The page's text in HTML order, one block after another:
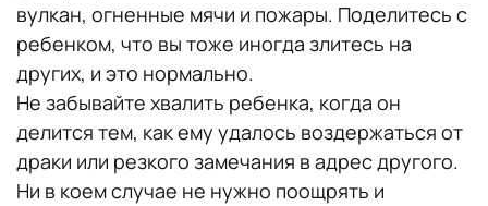
вулкан, огненные мячи и пожары. Поделитесь с
ребенком, что вы тоже иногда злитесь на
других, и это нормально.
Не забывайте хвалить ребенка, когда он
делится тем, как ему удалось воздержаться от
драки или резкого замечания в адрес другого.
Ни в коем случае не нужно поощрять и